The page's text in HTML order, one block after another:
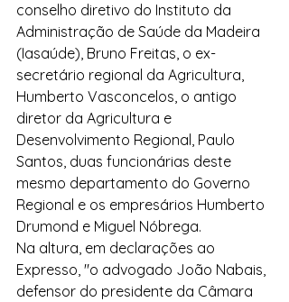
conselho diretivo do Instituto da
Administração de Saúde da Madeira
(Iasaúde), Bruno Freitas, o ex-
secretário regional da Agricultura,
Humberto Vasconcelos, o antigo
diretor da Agricultura e
Desenvolvimento Regional, Paulo
Santos, duas funcionárias deste
mesmo departamento do Governo
Regional e os empresários Humberto
Drumond e Miguel Nóbrega.
Na altura, em declarações ao
Expresso, "o advogado João Nabais,
defensor do presidente da Câmara